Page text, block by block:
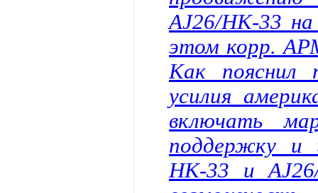
AJ26/НК-33 на
этом корр.
Как пояснил
усилия
включать
поддержку и
НК-33 и